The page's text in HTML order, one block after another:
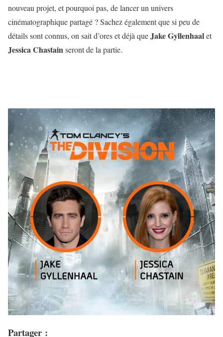
nouveau projet, et pourquoi pas, de lancer un univers
cinématographique partagé ? Sachez également que si peu de
détails sont connus, on sait d’ores et déjà queJake Gyllenhaalet
Jessica Chastainseront de la partie.
Partager :